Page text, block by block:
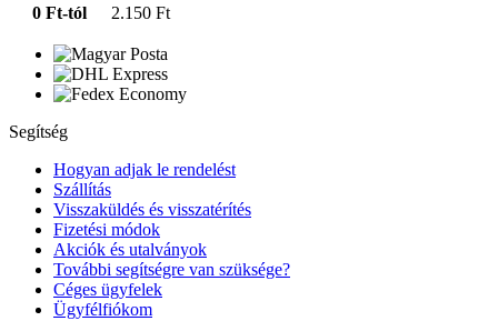
0 Ft-tól
2.150 Ft
Segítség
Hogyan adjak le rendelést
Szállítás
Visszaküldés és visszatérítés
Fizetési módok
Akciók és utalványok
További segítségre van szüksége?
Céges ügyfelek
Ügyfélfiókom